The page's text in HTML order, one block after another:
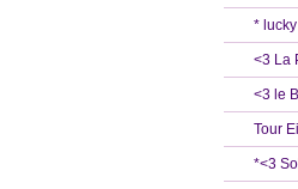
*
<3 La
<3 le
Tour
*<3